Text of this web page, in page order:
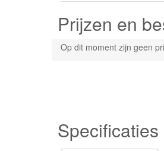
Prijzen en
Op dit moment zijn geen
Specificaties